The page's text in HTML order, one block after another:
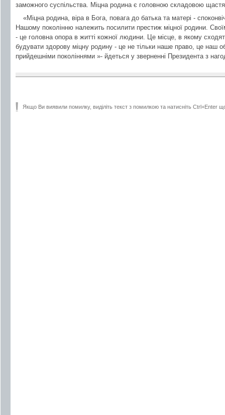
заможного суспільства. Міцна родина є головною складовою
«Міцна родина, віра в Бога, повага до батька та матері -
Нашому поколінню належить посилити престиж міцної родини.
- це головна опора в житті кожної людини. Це місце, в якому
будувати здорову міцну родину - це не тільки наше право, це наш
прийдешніми поколіннями »- йдеться у зверненні Президента з
Якщо Ви виявили помилку, виділіть текст з помилкою та натисніть Ctrl+Enter